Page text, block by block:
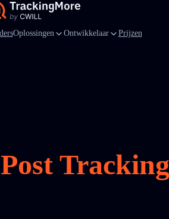
Oplossingen Ontwikkelaar Prijzen
Tracking